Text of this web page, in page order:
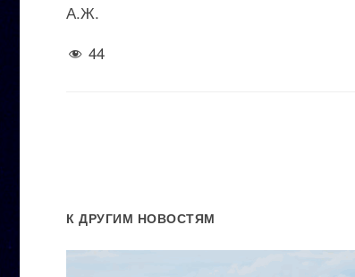
А.Ж.
44
К ДРУГИМ НОВОСТЯМ